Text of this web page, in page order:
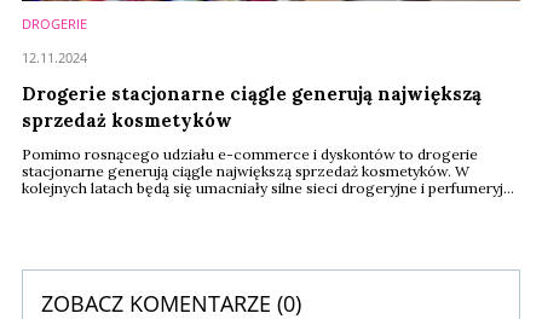
DROGERIE
Drogerie stacjonarne ciągle generują największą
sprzedaż kosmetyków
Pomimo rosnącego udziału e-commerce i dyskontów to drogerie
stacjonarne generują ciągle największą sprzedaż kosmetyków. W
kolejnych latach będą się umacniały silne sieci drogeryjne i perfumeryjne
12.11.2024
ZOBACZ KOMENTARZE (0)